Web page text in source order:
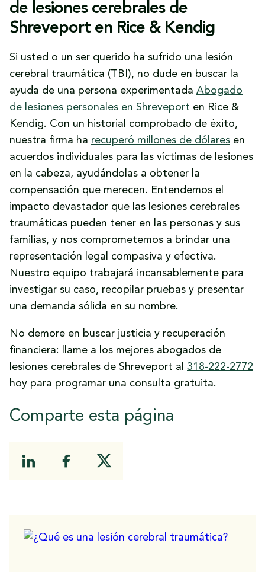
de lesiones cerebrales de
Shreveport en Rice & Kendig
Si usted o un ser querido ha sufrido una lesión
cerebral traumática (TBI), no dude en buscar la
ayuda de una persona experimentada Abogado
de lesiones personales en Shreveport en Rice &
Kendig. Con un historial comprobado de éxito,
nuestra firma ha recuperó millones de dólares en
acuerdos individuales para las víctimas de lesiones
en la cabeza, ayudándolas a obtener la
compensación que merecen. Entendemos el
impacto devastador que las lesiones cerebrales
traumáticas pueden tener en las personas y sus
familias, y nos comprometemos a brindar una
representación legal compasiva y efectiva.
Nuestro equipo trabajará incansablemente para
investigar su caso, recopilar pruebas y presentar
una demanda sólida en su nombre.
No demore en buscar justicia y recuperación
financiera: llame a los mejores abogados de
lesiones cerebrales de Shreveport al 318-222-2772
hoy para programar una consulta gratuita.
Comparte esta página